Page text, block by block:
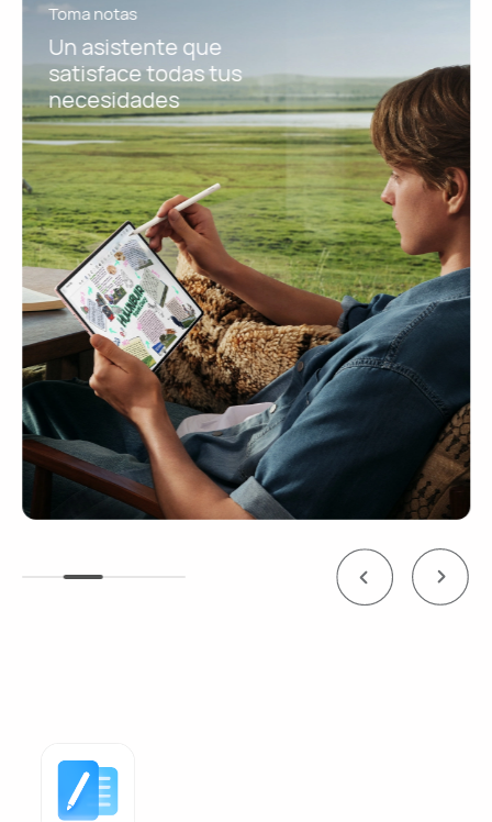
Trabajo ligero de oficina
Las herramientas
ofimáticas hacen que
nada sea un problema